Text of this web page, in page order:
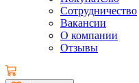
Сотрудничество
Вакансии
О компании
Отзывы